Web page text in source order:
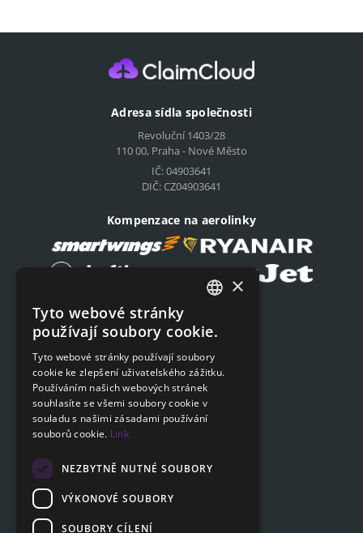
Adresa sídla společnosti
Revoluční 1403/28
110 00, Praha - Nové Město
IČ: 04903641
DIČ: CZ04903641
Kompenzace na aerolinky
Podat on-line žádost
Podat on-line žádost
Navigace
Ceník
Otázky a odpovědi
Poradna
Zákaznická sekce
SLOVAK
×
Tyto webové stránky
používají soubory cookie.
Tyto webové stránky používají soubory
cookie ke zlepšení uživatelského zážitku.
Používáním našich webových stránek
souhlasíte se všemi soubory cookie v
souladu s našimi zásadami používání
souborů cookie. Link
NEZBYTNĚ NUTNÉ SOUBORY
VÝKONOVÉ SOUBORY
SOUBORY CÍLENÍ